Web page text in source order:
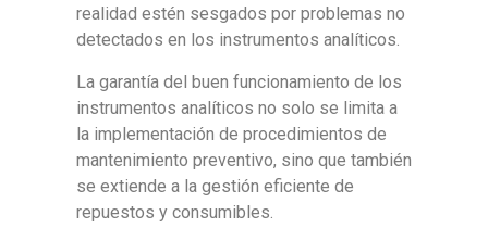
realidad estén sesgados por problemas no
detectados en los instrumentos analíticos.
La garantía del buen funcionamiento de los
instrumentos analíticos no solo se limita a
la implementación de procedimientos de
mantenimiento preventivo, sino que también
se extiende a la gestión eficiente de
repuestos y consumibles.